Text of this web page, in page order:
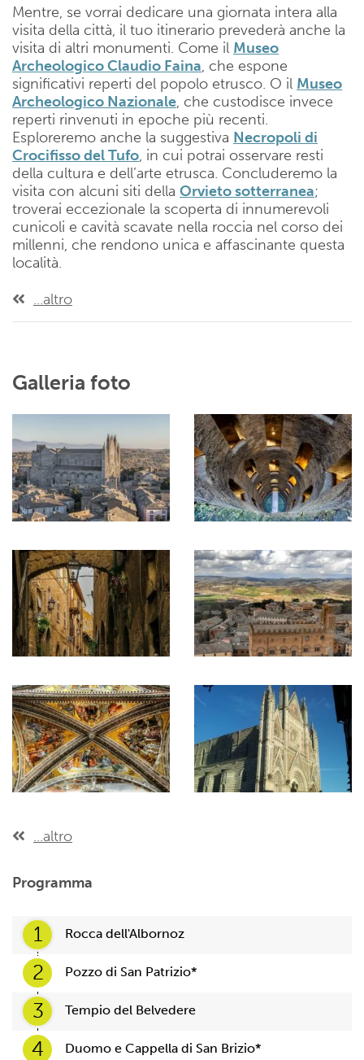
Mentre, se vorrai dedicare una giornata intera alla
visita della città, il tuo itinerario prevederà anche la
visita di altri monumenti. Come il Museo
Archeologico Claudio Faina, che espone
significativi reperti del popolo etrusco. O il Museo
Archeologico Nazionale, che custodisce invece
reperti rinvenuti in epoche più recenti.
Esploreremo anche la suggestiva Necropoli di
Crocifisso del Tufo, in cui potrai osservare resti
della cultura e dell’arte etrusca. Concluderemo la
visita con alcuni siti della Orvieto sotterranea;
troverai eccezionale la scoperta di innumerevoli
cunicoli e cavità scavate nella roccia nel corso dei
millenni, che rendono unica e affascinante questa
località.
...altro
Galleria foto
...altro
Programma
1 Rocca dell'Albornoz
2 Pozzo di San Patrizio*
3 Tempio del Belvedere
4 Duomo e Cappella di San Brizio*